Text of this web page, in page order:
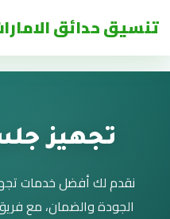
تنسيق حدائق
تجهيز
نقدم لك أفضل خدمات
الجودة والضمان، مع